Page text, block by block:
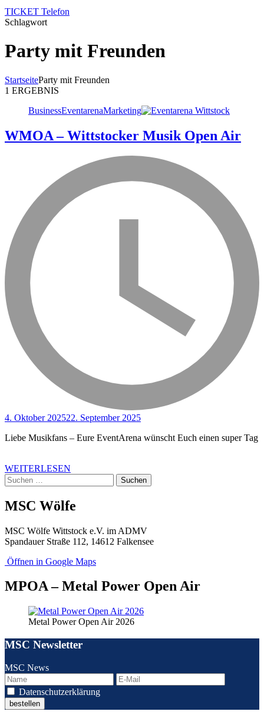
TICKET Telefon
Schlagwort
Party mit Freunden
StartseiteParty mit Freunden
1 ERGEBNIS
BusinessEventarenaMarketing
WMOA – Wittstocker Musik Open Air
4. Oktober 202522. September 2025
Liebe Musikfans – Eure EventArena wünscht Euch einen super Tag
WEITERLESEN
Suchen
nach:
MSC Wölfe
MSC Wölfe Wittstock e.V. im ADMV
Spandauer Straße 112, 14612 Falkensee
Öffnen in Google Maps
MPOA – Metal Power Open Air
Metal Power Open Air 2026
MSC Newsletter
MSC News
Datenschutzerklärung